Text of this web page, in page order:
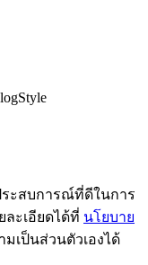
ะสบการณ์ที่ดีในการ
ะเอียดได้ที่ นโยบาย
เป็นส่วนตัวเองได้